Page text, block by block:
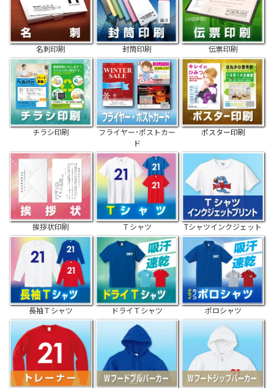
名刺印刷 封筒印刷 伝票印刷
チラシ印刷
フライヤー･ポストカー
ド
ポスター印刷
挨拶状印刷 Ｔシャツ Tシャツインクジェット
長袖Ｔシャツ ドライＴシャツ ポロシャツ